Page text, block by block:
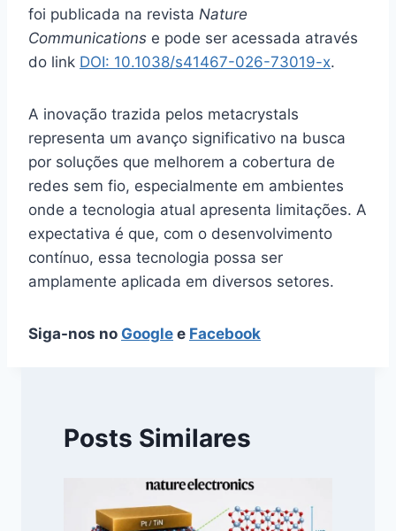
foi publicada na revista Nature
Communications e pode ser acessada através
do link DOI: 10.1038/s41467-026-73019-x.
A inovação trazida pelos metacrystals
representa um avanço significativo na busca
por soluções que melhorem a cobertura de
redes sem fio, especialmente em ambientes
onde a tecnologia atual apresenta limitações. A
expectativa é que, com o desenvolvimento
contínuo, essa tecnologia possa ser
amplamente aplicada em diversos setores.
Siga-nos no Google e Facebook
Posts Similares